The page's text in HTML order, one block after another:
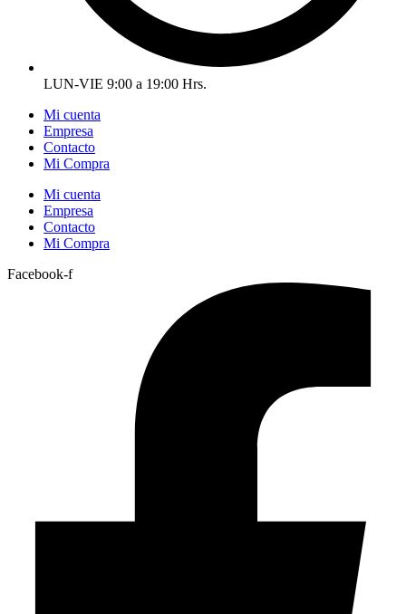
LUN-VIE 9:00 a 19:00 Hrs.
Mi cuenta
Empresa
Contacto
Mi Compra
Mi cuenta
Empresa
Contacto
Mi Compra
Facebook-f